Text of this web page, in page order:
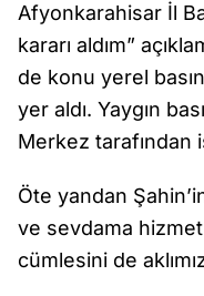
Afyonkarahisar İl
kararı aldım”
de konu yerel
yer aldı. Yaygın
Merkez tarafından
Öte yandan
ve sevdama
cümlesini de